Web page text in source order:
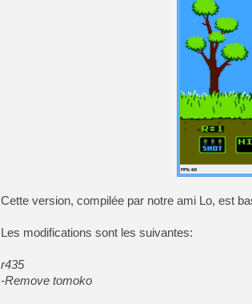
Cette version, compilée par notre ami Lo, est
Les modifications sont les suivantes:
r435
-Remove tomoko